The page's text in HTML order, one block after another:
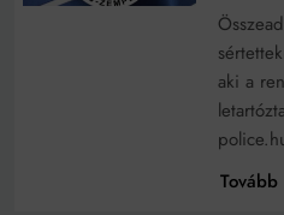
Az öregség nem csak ránc?
Az ördög még mindig Pradát
Móricz Zsigmond: falusi író vagy
Mindenki a világot akarja uralni –
aki a
Tovább